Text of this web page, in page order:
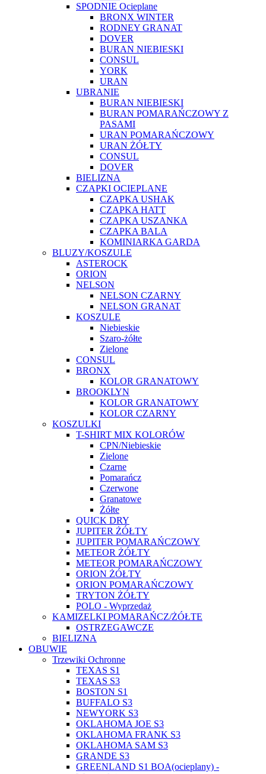
SPODNIE Ocieplane
BRONX WINTER
RODNEY GRANAT
DOVER
BURAN NIEBIESKI
CONSUL
YORK
URAN
UBRANIE
BURAN NIEBIESKI
BURAN POMARAŃCZOWY Z
PASAMI
URAN POMARAŃCZOWY
URAN ŻÓŁTY
CONSUL
DOVER
BIELIZNA
CZAPKI OCIEPLANE
CZAPKA USHAK
CZAPKA HATT
CZAPKA USZANKA
CZAPKA BALA
KOMINIARKA GARDA
BLUZY/KOSZULE
ASTEROCK
ORION
NELSON
NELSON CZARNY
NELSON GRANAT
KOSZULE
Niebieskie
Szaro-żółte
Zielone
CONSUL
BRONX
KOLOR GRANATOWY
BROOKLYN
KOLOR GRANATOWY
KOLOR CZARNY
KOSZULKI
T-SHIRT MIX KOLORÓW
CPN/Niebieskie
Zielone
Czarne
Pomarańcz
Czerwone
Granatowe
Żółte
QUICK DRY
JUPITER ŻÓŁTY
JUPITER POMARAŃCZOWY
METEOR ŻÓŁTY
METEOR POMARAŃCZOWY
ORION ŻÓŁTY
ORION POMARAŃCZOWY
TRYTON ŻÓŁTY
POLO - Wyprzedaż
KAMIZELKI POMARAŃCZ/ŻÓŁTE
OSTRZEGAWCZE
BIELIZNA
OBUWIE
Trzewiki Ochronne
TEXAS S1
TEXAS S3
BOSTON S1
BUFFALO S3
NEWYORK S3
OKLAHOMA JOE S3
OKLAHOMA FRANK S3
OKLAHOMA SAM S3
GRANDE S3
GREENLAND S1 BOA(ocieplany) -